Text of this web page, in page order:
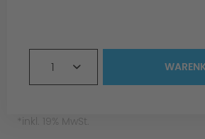
1
*inkl. 19% MwSt.